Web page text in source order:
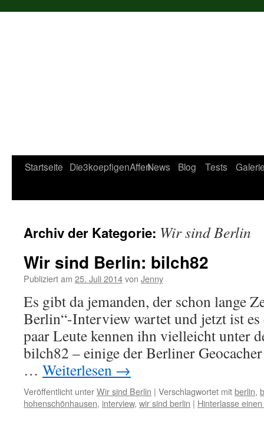
Startseite Die3koepfigenAffenNews Blog Tests
Archiv der Kategorie: Wir sind Berlin
Wir sind Berlin: bilch82
Publiziert am 25. Juli 2014von Jenny
Es gibt da jemanden, der schon lange
Berlin“-Interview wartet und jetzt ist
paar Leute kennen ihn vielleicht unter
bilch82 – einige der Berliner
… Weiterlesen →
Veröffentlicht unterWir sind Berlin | Verschlagwortet mitberlin,
hohenschönhausen, interview, wir sind berlin | Hinterlasse